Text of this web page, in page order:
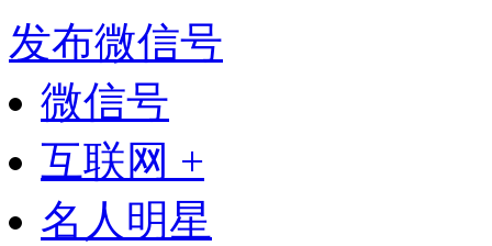
发布微信号
微信号
互联网 +
名人明星